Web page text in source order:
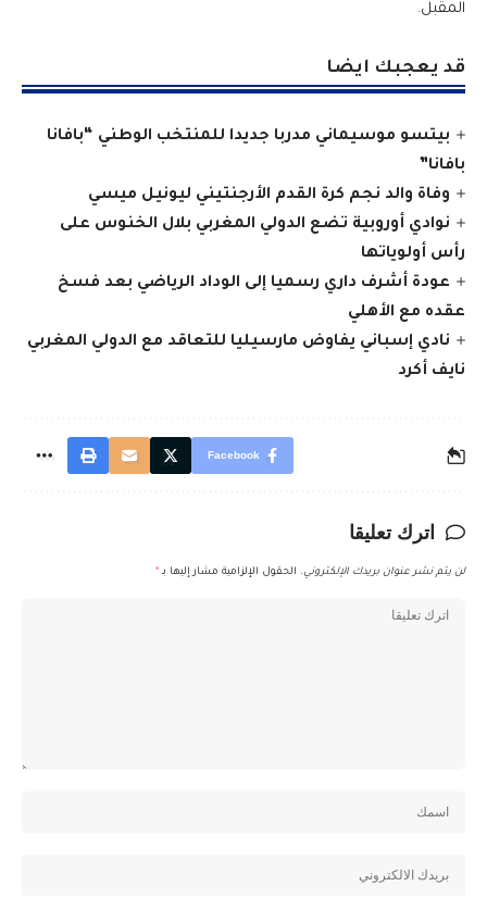
المقبل.
قد يعجبك ايضا
بيتسو موسيماني مدربا جديدا للمنتخب الوطني “بافانا
بافانا”
وفاة والد نجم كرة القدم الأرجنتيني ليونيل ميسي
نوادي أوروبية تضع الدولي المغربي بلال الخنوس على
رأس أولوياتها
عودة أشرف داري رسميا إلى الوداد الرياضي بعد فسخ
عقده مع الأهلي
نادي إسباني يفاوض مارسيليا للتعاقد مع الدولي المغربي
نايف أكرد
Facebook
اترك تعليقا
لن يتم نشر عنوان بريدك الإلكتروني. الحقول الإلزامية مشار إليها بـ *